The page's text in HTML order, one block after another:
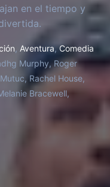
en el tiempo y
Aventura,Comedia
Murphy, Roger
Rachel House,
Bracewell,